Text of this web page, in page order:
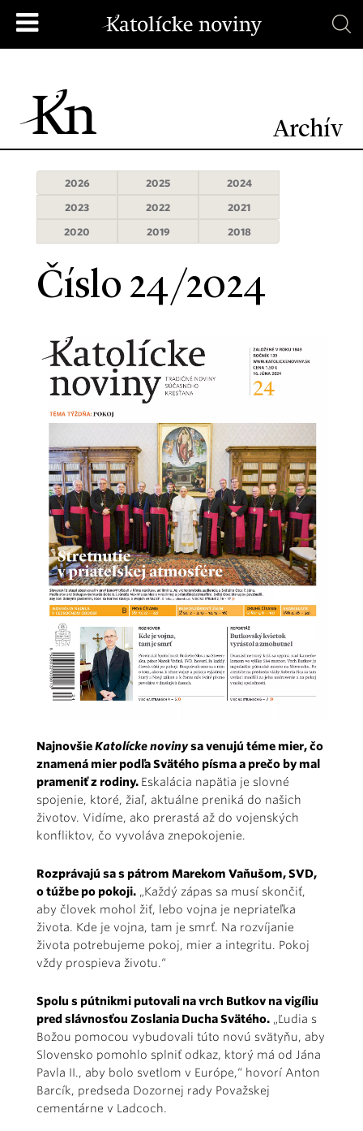
Archív
2026 2025
2024
2023
2022
2021
2020
2019 2018
Číslo 24/2024
NajnovšieKatolícke novinysa venujú téme mier, čo
znamená mier podľa Svätého písma a prečo by mal
prameniť z rodiny. Eskalácia napätia je slovné
spojenie, ktoré, žiaľ, aktuálne preniká do našich
životov. Vidíme, ako prerastá až do vojenských
konfliktov, čo vyvoláva znepokojenie.
Rozprávajú sa s pátrom Marekom Vaňušom, SVD,
o túžbe po pokoji. „Každý zápas sa musí skončiť,
aby človek mohol žiť, lebo vojna je nepriateľka
života. Kde je vojna, tam je smrť. Na rozvíjanie
života potrebujeme pokoj, mier a integritu. Pokoj
vždy prospieva životu.“
Spolu s pútnikmi putovali na vrch Butkov na vigíliu
pred slávnosťou Zoslania Ducha Svätého. „Ľudia s
Božou pomocou vybudovali túto novú svätyňu, aby
Slovensko pomohlo splniť odkaz, ktorý má od Jána
Pavla II., aby bolo svetlom v Európe,“ hovorí Anton
Barcík, predseda Dozornej rady Považskej
cementárne v Ladcoch.